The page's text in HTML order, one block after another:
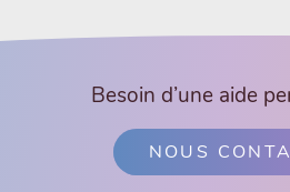
Besoin d’une aide
NOUS